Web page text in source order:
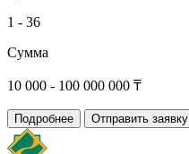
1 - 36
Сумма
10 000 - 100 000 000 ₸
Подробнее Отправить заявку